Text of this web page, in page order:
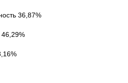
36,87%
46,29%